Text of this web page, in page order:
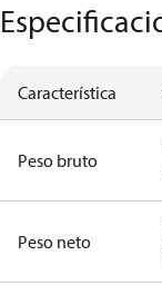
Característica
Peso bruto
Peso neto